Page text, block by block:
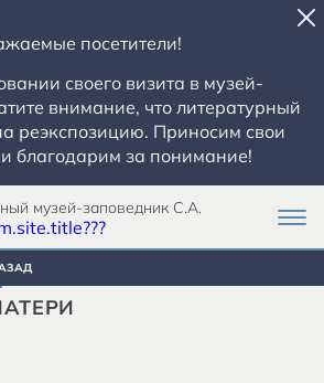
посетители!
своего визита в музей-
внимание, что литературный
реэкспозицию. Приносим свои
благодарим за понимание!
музей-заповедник С.А.